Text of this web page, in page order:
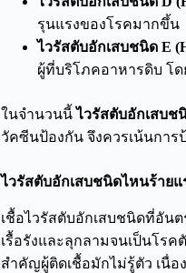
รุนแรงของโรคมากขึ้น
ไวรัสตับอักเสบชนิด E
ผู้ที่บริโภคอาหารดิบ โ
ในจำนวนนี้ไวรัสตับอักเสบช
วัคซีนป้องกัน จึงควรเน้นกา
ไวรัสตับอักเสบชนิดไหนร้ายแ
เชื้อไวรัสตับอักเสบชนิดที่อัน
เรื้อรังและลุกลามจนเป็นโร
สำคัญผู้ติดเชื้อมักไม่รู้ตัว เนื่อ